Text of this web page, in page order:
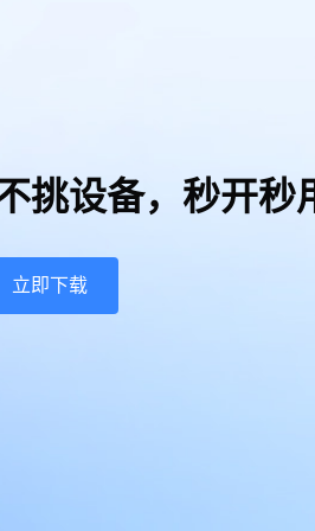
挑设备，秒开秒
立即下载